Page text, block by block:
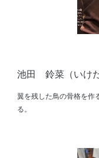
池田 鈴菜 （いけ
翼を残した鳥の骨格を作
る。